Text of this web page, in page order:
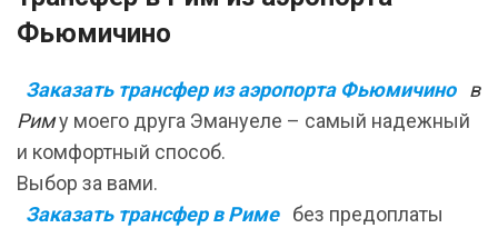
Фьюмичино
Заказать трансфер из аэропорта Фьюмичино
в
Риму моего друга Эмануеле – самый надежный
и комфортный способ.
Выбор за вами.
Заказать трансфер в Риме
без предоплаты